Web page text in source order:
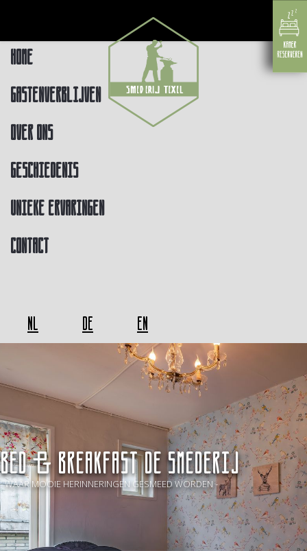
Home
Gastenverblijven
Over ons
Geschiedenis
Unieke ervaringen
Contact
NL DE EN
BED & BREAKFAST De Smederij
- WAAR MOOIE HERINNERINGEN GESMEED WORDEN -